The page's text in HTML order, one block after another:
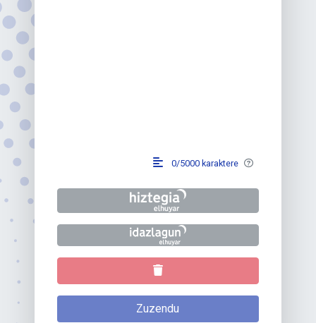
0/5000 karaktere
Zuzendu